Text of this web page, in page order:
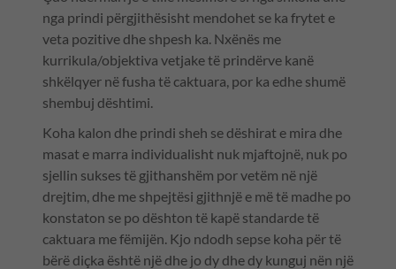
nga prindi përgjithësisht mendohet se ka frytet e
veta pozitive dhe shpesh ka. Nxënës me
kurrikula/objektiva vetjake të prindërve kanë
shkëlqyer në fusha të caktuara, por ka edhe shumë
shembuj dështimi.
Koha kalon dhe prindi sheh se dëshirat e mira dhe
masat e marra individualisht nuk mjaftojnë, nuk po
sjellin sukses të gjithanshëm por vetëm në një
drejtim, dhe me shpejtësi gjithnjë e më të madhe po
konstaton se po dështon të kapë standarde të
caktuara me fëmijën. Kjo ndodh sepse koha për të
bërë diçka është një dhe jo dy dhe dy kunguj nën një